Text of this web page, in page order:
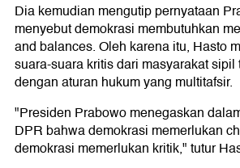
Dia kemudian mengutip pernyataan
menyebut demokrasi membutuhkan
and balances. Oleh karena itu, Hasto
suara-suara kritis dari masyarakat
dengan aturan hukum yang multitafsir.
"Presiden Prabowo menegaskan
DPR bahwa demokrasi memerlukan
demokrasi memerlukan kritik," tutur